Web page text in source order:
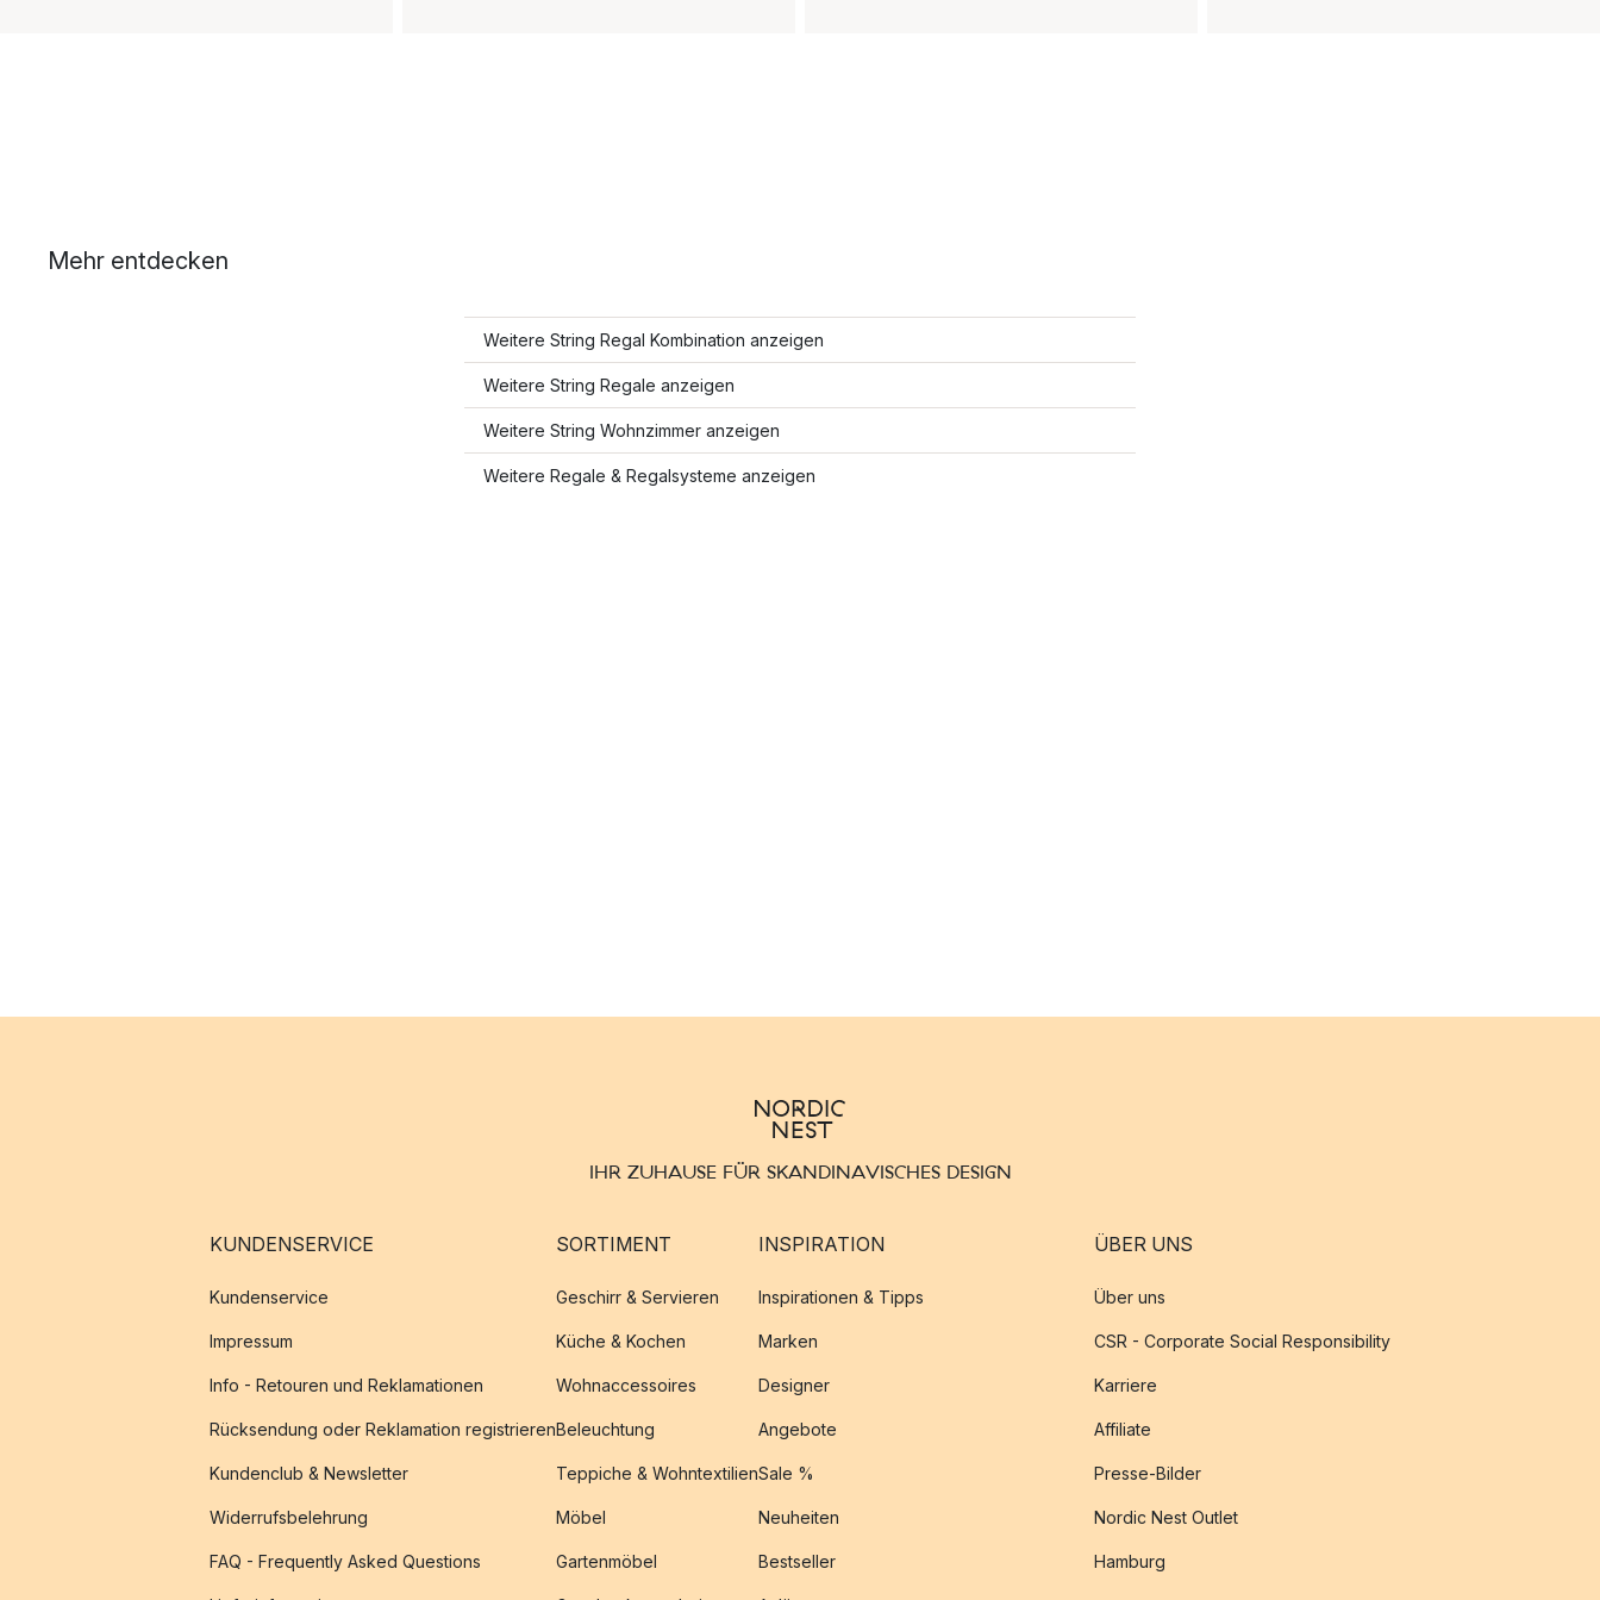
Mehr entdecken
Weitere String Regal Kombination anzeigen
Weitere String Regale anzeigen
Weitere String Wohnzimmer anzeigen
Weitere Regale & Regalsysteme anzeigen
IHR ZUHAUSE FÜR SKANDINAVISCHES DESIGN
KUNDENSERVICE
Kundenservice
Impressum
Info - Retouren und Reklamationen
Rücksendung oder Reklamation registrieren
Kundenclub & Newsletter
Widerrufsbelehrung
FAQ - Frequently Asked Questions
SORTIMENT
Geschirr & Servieren
Küche & Kochen
Wohnaccessoires
Beleuchtung
Teppiche & Wohntextilien
Möbel
Gartenmöbel
INSPIRATION
Inspirationen & Tipps
Marken
Designer
Angebote
Sale %
Neuheiten
Bestseller
ÜBER UNS
Über uns
CSR - Corporate Social Responsibility
Karriere
Affiliate
Presse-Bilder
Nordic Nest Outlet
Hamburg